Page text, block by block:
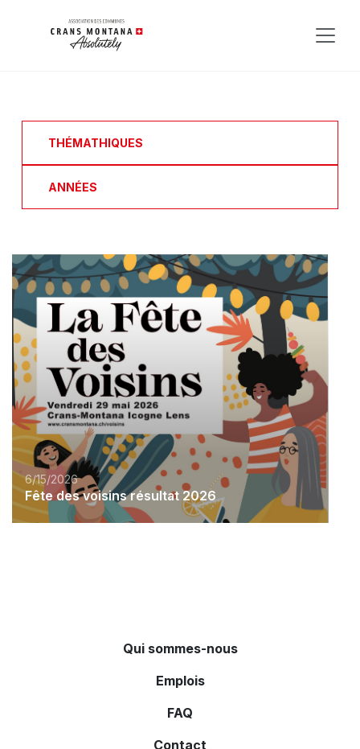
THÉMATHIQUES
ANNÉES
6/15/2026
Fête des voisins résultat 2026
Qui sommes-nous
Emplois
FAQ
Contact